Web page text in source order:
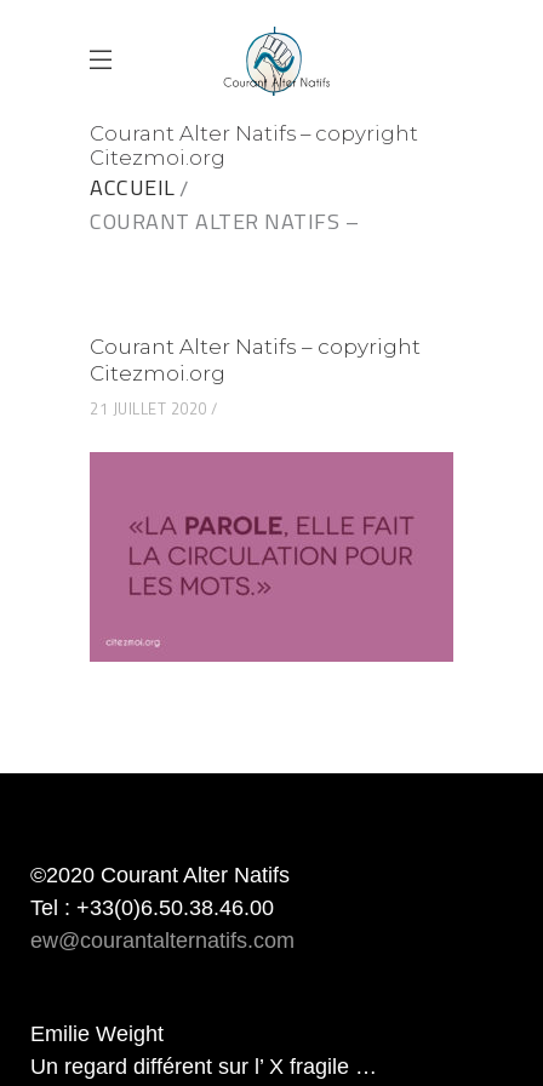
Courant Alter Natifs – copyright
Citezmoi.org
ACCUEIL
COURANT ALTER NATIFS –
Courant Alter Natifs – copyright
Citezmoi.org
21 JUILLET 2020
©2020 Courant Alter Natifs
Tel : +33(0)6.50.38.46.00
ew@courantalternatifs.com
Emilie Weight
Un regard différent sur l’ X fragile …